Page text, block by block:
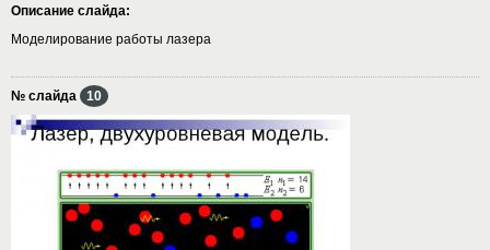
Описание слайда:
Моделирование работы лазера
№ слайда 10